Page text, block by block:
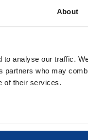
About
to analyse our traffic.
partners who may
of their services.